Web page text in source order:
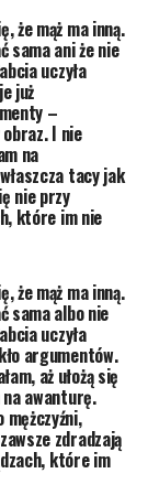
że mąż ma inną.
sama ani że nie
uczyła
już
–
obraz. I nie
na
tacy jak
nie przy
które im nie
że mąż ma inną.
sama albo nie
uczyła
argumentów.
aż ułożą się
na awanturę.
mężczyźni,
zdradzają
które im